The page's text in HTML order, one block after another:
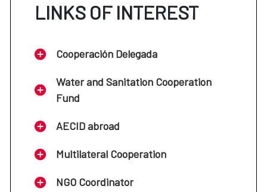
LINKS OF INTEREST
Cooperación Delegada
Water and Sanitation Cooperation
Fund
AECID abroad
Multilateral Cooperation
NGO Coordinator